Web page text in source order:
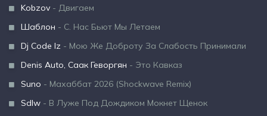
Kobzov - Двигаем
Шаблон - С. Нас Бьют Мы Летаем
Dj Code Iz - Мою Же Доброту За Слабость Принимали
Denis Auto, Саак Геворгян - Это Кавказ
Suno - Махаббат 2026 (Shockwave Remix)
Sdlw - В Луже Под Дождиком Мокнет Щенок